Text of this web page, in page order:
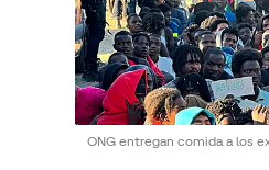
ONG entregan comida a los